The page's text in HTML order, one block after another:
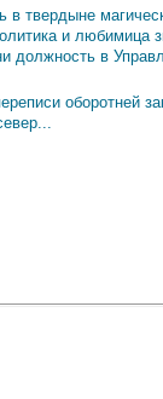
в твердыне
и любимица
должность в
оборотней